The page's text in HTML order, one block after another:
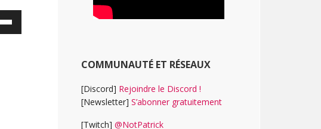
COMMUNAUTÉ ET RÉSEAUX
[Discord] Rejoindre le Discord !
[Newsletter] S’abonner gratuitement
[Twitch] @NotPatrick